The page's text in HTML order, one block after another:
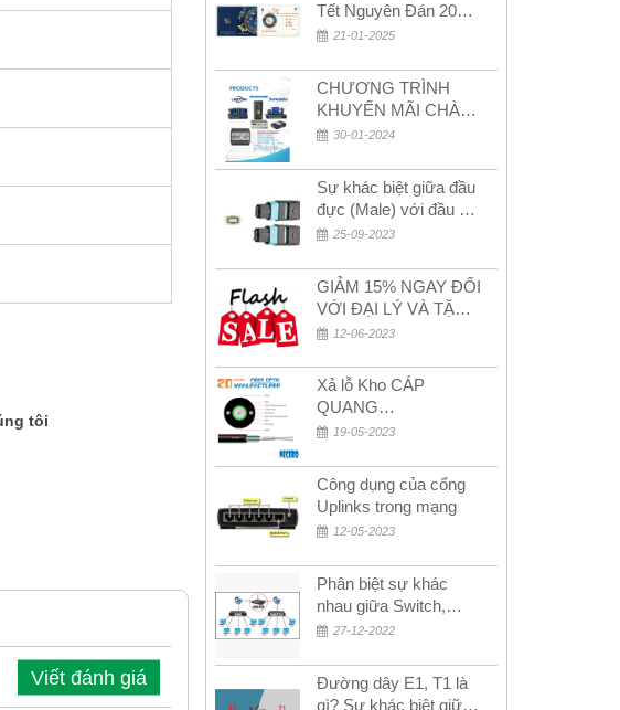
tôi
Viết đánh giá
Tết Nguyên Đán 2026
– Xuân Bính Ngọ!
21-01-2025
CHƯƠNG TRÌNH
KHUYẾN MÃI CHÀO
MỪNG NĂM MỚI
30-01-2024
Sự khác biệt giữa đầu
đực (Male) với đầu cái
(Female) trong bộ đầu
25-09-2023
GIẢM 15% NGAY ĐỐI
VỚI ĐẠI LÝ VÀ TẶNG
QUÀ KHÁCH HÀNG
12-06-2023
Xả lỗ Kho CÁP
QUANG
MULTIMODE CÁP
MULTIMODE 4-8-12-
24Fo SỢI OM1-OM2-
OM3 Siêu Rẻ 5k
19-05-2023
Công dụng của cổng
Uplinks trong mạng
12-05-2023
Phân biệt sự khác
nhau giữa Switch,
Router và Hub
27-12-2022
Đường dây E1, T1 là
gì? Sự khác biệt giữa